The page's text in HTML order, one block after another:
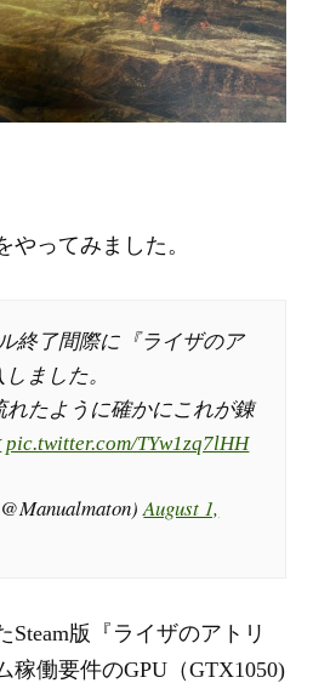
やってみました。
終了間際に『ライザのア
ました。
れたように確かにこれが錬
pic.twitter.com/TYw1zq7lHH
August 1,
Steam版『ライザのアトリ
稼働要件のGPU（GTX1050)